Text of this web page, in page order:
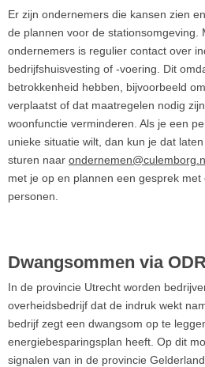
Er zijn ondernemers die kansen zien
de plannen voor de stationsomgeving.
ondernemers is regulier contact over
bedrijfshuisvesting of -voering. Dit
betrokkenheid hebben, bijvoorbeeld
verplaatst of dat maatregelen nodig
woonfunctie verminderen. Als je een
unieke situatie wilt, dan kun je dat
sturen naar
met je op en plannen een gesprek
personen.
Dwangsommen via
In de provincie Utrecht worden
overheidsbedrijf dat de indruk wekt
bedrijf zegt een dwangsom op te
energiebesparingsplan heeft. Op dit
signalen van in de provincie